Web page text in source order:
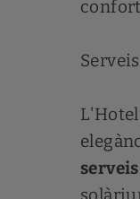
serveis